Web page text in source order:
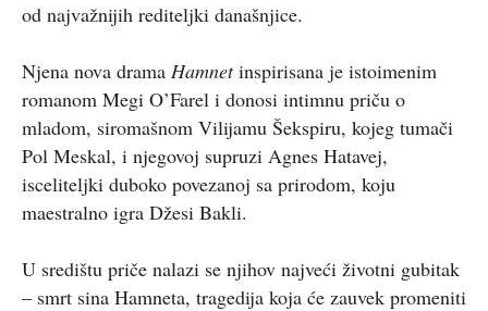
od najvažnijih rediteljki današnjice.
Njena nova drama Hamnetinspirisana je istoimenim
romanom Megi O’Farel i donosi intimnu priču o
mladom, siromašnom Vilijamu Šekspiru, kojeg tumači
Pol Meskal, i njegovoj supruzi Agnes Hatavej,
isceliteljki duboko povezanoj sa prirodom, koju
maestralno igra Džesi Bakli.
U središtu priče nalazi se njihov najveći životni gubitak
– smrt sina Hamneta, tragedija koja će zauvek promeniti